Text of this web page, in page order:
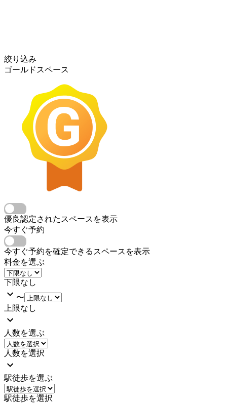
絞り込み
ゴールドスペース
優良認定されたスペースを表示
今すぐ予約
今すぐ予約を確定できるスペースを表示
料金を選ぶ
下限なし
〜
上限なし
人数を選ぶ
人数を選択
駅徒歩を選ぶ
駅徒歩を選択